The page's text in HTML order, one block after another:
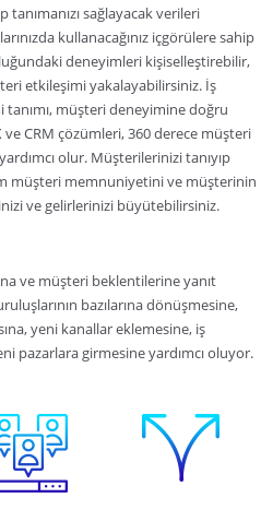
sağlayacak verileri
kullanacağınız içgörülere sahip
deneyimleri kişiselleştirebilir,
etkileşimi yakalayabilirsiniz. İş
tanımı, müşteri deneyimine doğru
CRM çözümleri, 360 derece müşteri
olur. Müşterilerinizi tanıyıp
müşteri memnuniyetini ve müşterinin
ve gelirlerinizi büyütebilirsiniz.
ve müşteri beklentilerine yanıt
bazılarına dönüşmesine,
yeni kanallar eklemesine, iş
pazarlara girmesine yardımcı oluyor.